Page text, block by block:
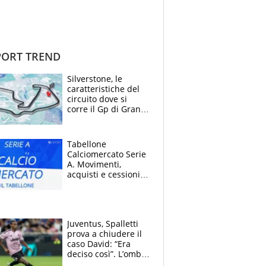
TREND
Silverstone, le
caratteristiche del
circuito dove si
corre il Gp di Gran
Tabellone
Calciomercato Serie
A. Movimenti,
acquisti e cessioni:
Juventus, Spalletti
prova a chiudere il
caso David: “Era
deciso così”. L’ombra